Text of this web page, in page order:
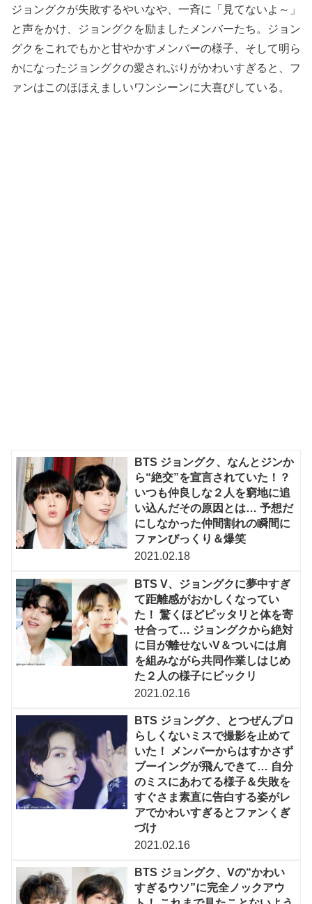
ジョングクが失敗するやいなや、一斉に「見てないよ～」
と声をかけ、ジョングクを励ましたメンバーたち。ジョン
グクをこれでもかと甘やかすメンバーの様子、そして明ら
かになったジョングクの愛されぶりがかわいすぎると、フ
ァンはこのほほえましいワンシーンに大喜びしている。
BTS ジョングク、なんとジンか
ら“絶交”を宣言されていた！？
いつも仲良しな２人を窮地に追
い込んだその原因とは… 予想だ
にしなかった仲間割れの瞬間に
ファンびっくり＆爆笑
2021.02.18
BTS V、ジョングクに夢中すぎ
て距離感がおかしくなってい
た！ 驚くほどピッタリと体を寄
せ合って… ジョングクから絶対
に目が離せないV＆ついには肩
を組みながら共同作業しはじめ
た２人の様子にビックリ
2021.02.16
BTS ジョングク、とつぜんプロ
らしくないミスで撮影を止めて
いた！ メンバーからはすかさず
ブーイングが飛んできて… 自分
のミスにあわてる様子＆失敗を
すぐさま素直に告白する姿がレ
アでかわいすぎるとファンくぎ
づけ
2021.02.16
BTS ジョングク、Vの“かわい
すぎるウソ”に完全ノックアウ